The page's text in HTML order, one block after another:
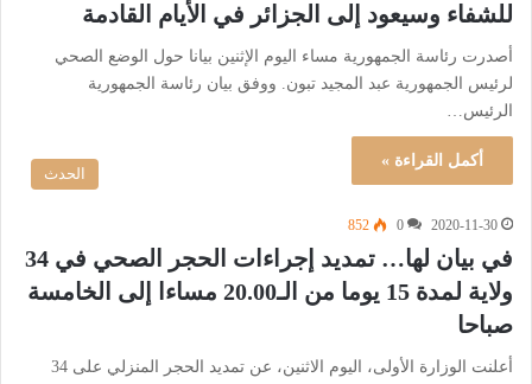
للشفاء وسيعود إلى الجزائر في الأيام القادمة
أصدرت رئاسة الجمهورية مساء اليوم الإثنين بيانا حول الوضع الصحي
لرئيس الجمهورية عبد المجيد تبون. ووفق بيان رئاسة الجمهورية
الرئيس…
أكمل القراءة »
الحدث
2020-11-30
0
852
في بيان لها… تمديد إجراءات الحجر الصحي في 34
ولاية لمدة 15 يوما من الـ20.00 مساءا إلى الخامسة
صباحا
أعلنت الوزارة الأولى، اليوم الاثنين، عن تمديد الحجر المنزلي على 34